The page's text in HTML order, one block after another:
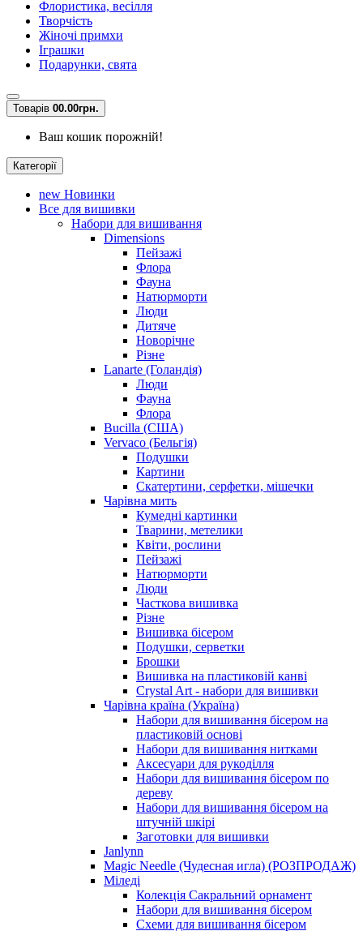
Флористика, весілля
Творчість
Жіночі примхи
Іграшки
Подарунки, свята
Товарів 00.00грн.
Ваш кошик порожній!
Категорії
new Новинки
Все для вишивки
Набори для вишивання
Dimensions
Пейзажі
Флора
Фауна
Натюрморти
Люди
Дитяче
Новорічне
Різне
Lanarte (Голандія)
Люди
Фауна
Флора
Bucilla (США)
Vervaco (Бельгія)
Подушки
Картини
Скатертини, серфетки, мішечки
Чарiвна мить
Кумедні картинки
Тварини, метелики
Квіти, рослини
Пейзажі
Натюрморти
Люди
Часткова вишивка
Різне
Вишивка бісером
Подушки, серветки
Брошки
Вишивка на пластиковій канві
Crystal Art - набори для вишивки
Чарівна країна (Україна)
Набори для вишивання бісером на
пластиковій основі
Набори для вишивання нитками
Аксесуари для рукоділля
Набори для вишивання бісером по
дереву
Набори для вишивання бісером на
штучній шкірі
Заготовки для вишивки
Janlynn
Magic Needle (Чудесная игла) (РОЗПРОДАЖ)
Міледі
Колекція Сакральний орнамент
Набори для вишивання бісером
Схеми для вишивання бісером